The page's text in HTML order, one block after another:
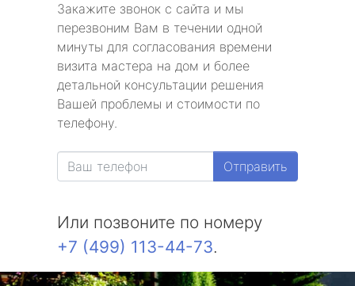
Закажите звонок с сайта и мы
перезвоним Вам в течении одной
минуты для согласования времени
визита мастера на дом и более
детальной консультации решения
Вашей проблемы и стоимости по
телефону.
Отправить
Или позвоните по номеру
+7 (499) 113-44-73.